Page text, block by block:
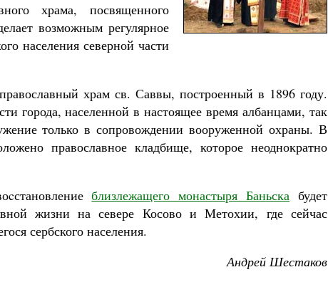
храма, посвященного
возможным регулярное
населения северной части
храм св. Саввы, построенный в 1896 году.
города, населенной в настоящее время албанцами, так
только в сопровождении вооруженной охраны. В
православное кладбище, которое неоднократно
близлежащего монастыря Баньска будет
жизни на севере Косово и Метохии, где сейчас
сербского населения.
Андрей Шестаков